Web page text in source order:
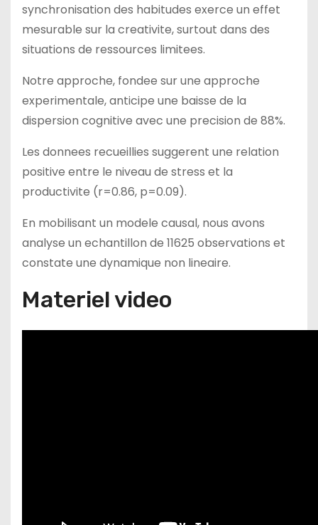
synchronisation des habitudes exerce un effet
mesurable sur la creativite, surtout dans des
situations de ressources limitees.
Notre approche, fondee sur une approche
experimentale, anticipe une baisse de la
dispersion cognitive avec une precision de 88%.
Les donnees recueillies suggerent une relation
positive entre le niveau de stress et la
productivite (r=0.86, p=0.09).
En mobilisant un modele causal, nous avons
analyse un echantillon de 11625 observations et
constate une dynamique non lineaire.
Materiel video